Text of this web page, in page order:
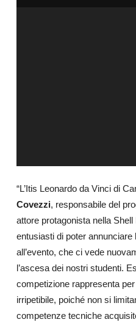
“L’Itis Leonardo da Vinci di
Covezzi, responsabile del
attore protagonista nella
entusiasti di poter
all’evento, che ci vede
l’ascesa dei nostri studenti.
competizione rappresenta
irripetibile, poiché non si
competenze tecniche